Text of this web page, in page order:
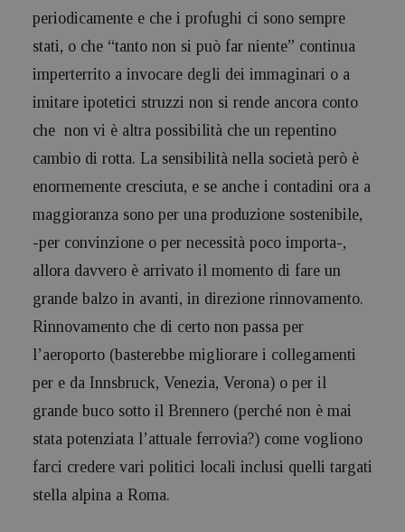
periodicamente e che i profughi ci sono sempre
stati, o che “tanto non si può far niente” continua
imperterrito a invocare degli dei immaginari o a
imitare ipotetici struzzi non si rende ancora conto
che non vi è altra possibilità che un repentino
cambio di rotta. La sensibilità nella società però è
enormemente cresciuta, e se anche i contadini ora a
maggioranza sono per una produzione sostenibile,
-per convinzione o per necessità poco importa-,
allora davvero è arrivato il momento di fare un
grande balzo in avanti, in direzione rinnovamento.
Rinnovamento che di certo non passa per
l’aeroporto (basterebbe migliorare i collegamenti
per e da Innsbruck, Venezia, Verona) o per il
grande buco sotto il Brennero (perché non è mai
stata potenziata l’attuale ferrovia?) come vogliono
farci credere vari politici locali inclusi quelli targati
stella alpina a Roma.